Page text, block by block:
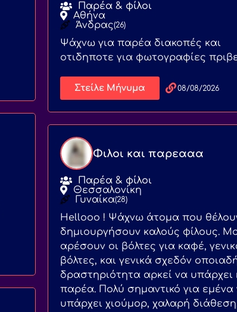
Παρέα & φίλοι
Αθήνα
Άνδρας(26)
Ψάχνω για παρέα διακοπές και
οτιδηποτε για φωτογραφίες
Στείλε Μήνυμα 08/08/2026
Φιλοι και παρεααα
Παρέα & φίλοι
Θεσσαλονίκη
Γυναίκα(28)
Hellooo ! Ψάχνω άτομα που
δημιουργήσουν καλούς φίλους.
αρέσουν οι βόλτες για καφέ,
βόλτες, και γενικά σχεδόν
δραστηριότητα αρκεί να υπάρχει
παρέα. Πολύ σημαντικό για εμένα
υπάρχει χιούμορ, χαλαρή